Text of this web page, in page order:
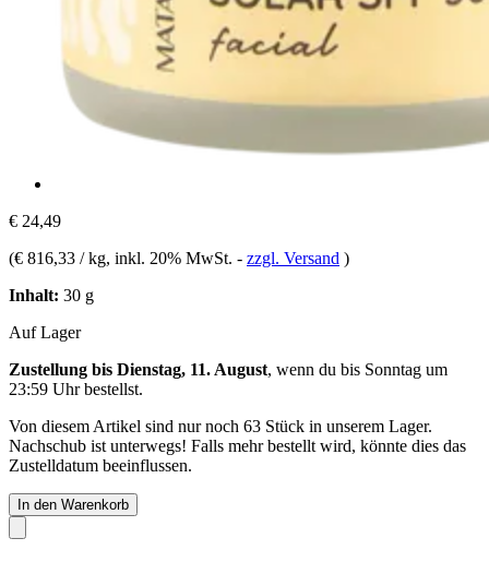
€ 24,49
(€ 816,33 / kg, inkl. 20% MwSt. - zzgl. Versand )
Inhalt: 30 g
Auf Lager
Zustellung bis Dienstag, 11. August, wenn du bis Sonntag um
23:59 Uhrbestellst.
Von diesem Artikel sind nur noch 63 Stück in unserem Lager.
Nachschub ist unterwegs! Falls mehr bestellt wird, könnte dies das
Zustelldatum beeinflussen.
In den Warenkorb